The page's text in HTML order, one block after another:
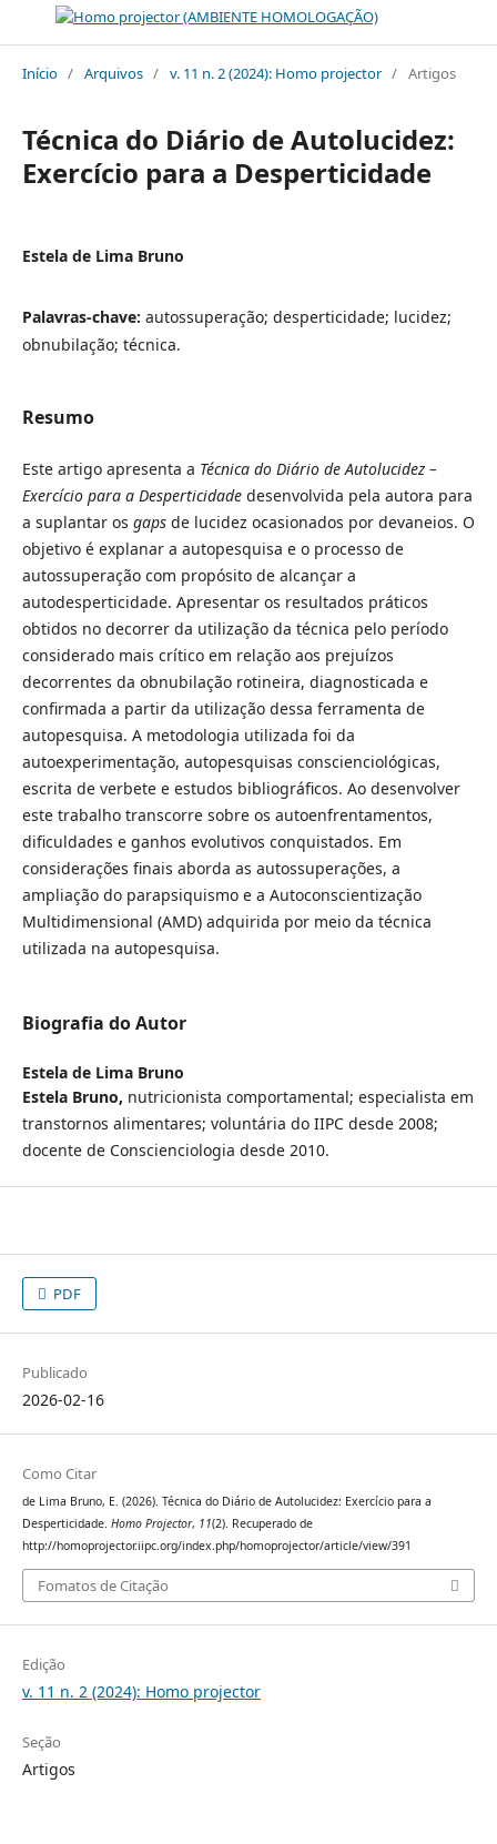
Início / Arquivos / v. 11 n. 2 (2024): Homo projector / Artigos
Técnica do Diário de Autolucidez:
Exercício para a Desperticidade
Estela de Lima Bruno
Palavras-chave: autossuperação; desperticidade; lucidez;
obnubilação; técnica.
Resumo
Este artigo apresenta a Técnica do Diário de Autolucidez –
Exercício para a Desperticidadedesenvolvida pela autora para
a suplantar os gapsde lucidez ocasionados por devaneios. O
objetivo é explanar a autopesquisa e o processo de
autossuperação com propósito de alcançar a
autodesperticidade. Apresentar os resultados práticos
obtidos no decorrer da utilização da técnica pelo período
considerado mais crítico em relação aos prejuízos
decorrentes da obnubilação rotineira, diagnosticada e
confirmada a partir da utilização dessa ferramenta de
autopesquisa. A metodologia utilizada foi da
autoexperimentação, autopesquisas conscienciológicas,
escrita de verbete e estudos bibliográficos. Ao desenvolver
este trabalho transcorre sobre os autoenfrentamentos,
dificuldades e ganhos evolutivos conquistados. Em
considerações finais aborda as autossuperações, a
ampliação do parapsiquismo e a Autoconscientização
Multidimensional (AMD) adquirida por meio da técnica
utilizada na autopesquisa.
Biografia do Autor
Estela de Lima Bruno
Estela Bruno, nutricionista comportamental; especialista em
transtornos alimentares; voluntária do IIPC desde 2008;
docente de Conscienciologia desde 2010.
PDF
Publicado
2026-02-16
Como Citar
de Lima Bruno, E. (2026). Técnica do Diário de Autolucidez: Exercício para a
Desperticidade. Homo Projector, 11(2). Recuperado de
http://homoprojector.iipc.org/index.php/homoprojector/article/view/391
Fomatos de Citação
Edição
v. 11 n. 2 (2024): Homo projector
Seção
Artigos